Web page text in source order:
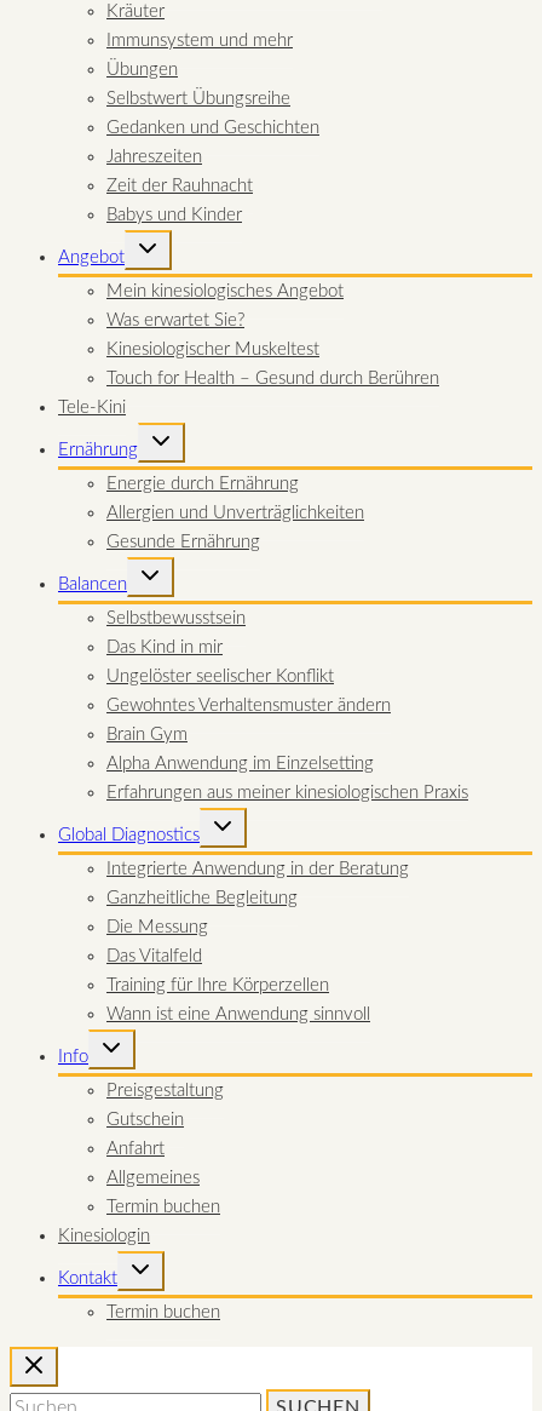
Kräuter
Immunsystem und mehr
Übungen
Selbstwert Übungsreihe
Gedanken und Geschichten
Jahreszeiten
Zeit der Rauhnacht
Babys und Kinder
Angebot
UNTERMENÜ
UMSCHALTEN
Mein kinesiologisches Angebot
Was erwartet Sie?
Kinesiologischer Muskeltest
Touch for Health – Gesund durch Berühren
Tele-Kini
Ernährung
UNTERMENÜ
UMSCHALTEN
Energie durch Ernährung
Allergien und Unverträglichkeiten
Gesunde Ernährung
Balancen
UNTERMENÜ
UMSCHALTEN
Selbstbewusstsein
Das Kind in mir
Ungelöster seelischer Konflikt
Gewohntes Verhaltensmuster ändern
Brain Gym
Alpha Anwendung im Einzelsetting
Erfahrungen aus meiner kinesiologischen Praxis
Global Diagnostics
UNTERMENÜ
UMSCHALTEN
Integrierte Anwendung in der Beratung
Ganzheitliche Begleitung
Die Messung
Das Vitalfeld
Training für Ihre Körperzellen
Wann ist eine Anwendung sinnvoll
Info
UNTERMENÜ
UMSCHALTEN
Preisgestaltung
Gutschein
Anfahrt
Allgemeines
Termin buchen
Kinesiologin
Kontakt
UNTERMENÜ
UMSCHALTEN
Termin buchen
Suchen